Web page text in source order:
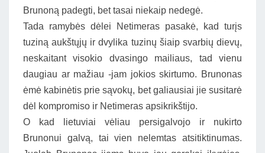
Brunoną padegti, bet tasai niekaip nedegė.
Tada ramybės dėlei Netimeras pasakė, kad turįs
tuziną aukštųjų ir dvylika tuzinų šiaip svarbių dievų,
neskaitant visokio dvasingo mailiaus, tad vienu
daugiau ar mažiau -jam jokios skirtumo. Brunonas
ėmė kabinėtis prie sąvokų, bet galiausiai jie susitarė
dėl kompromiso ir Netimeras apsikrikštijo.
O kad lietuviai vėliau persigalvojo ir nukirto
Brunonui galvą, tai vien nelemtas atsitiktinumas.